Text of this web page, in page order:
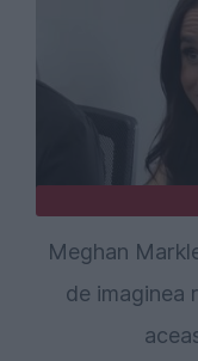
Meghan
de imaginea